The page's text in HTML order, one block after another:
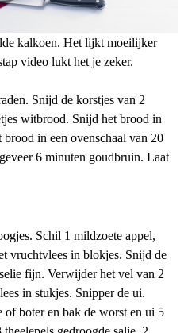
kalkoen. Het lijkt moeilijker
video lukt het je zeker.
Snijd de korstjes van 2
witbrood. Snijd het brood in
in een ovenschaal van 20
6 minuten goudbruin. Laat
Schil 1 mildzoete appel,
vruchtvlees in blokjes. Snijd de
fijn. Verwijder het vel van 2
in stukjes. Snipper de ui.
of boter en bak de worst en ui 5